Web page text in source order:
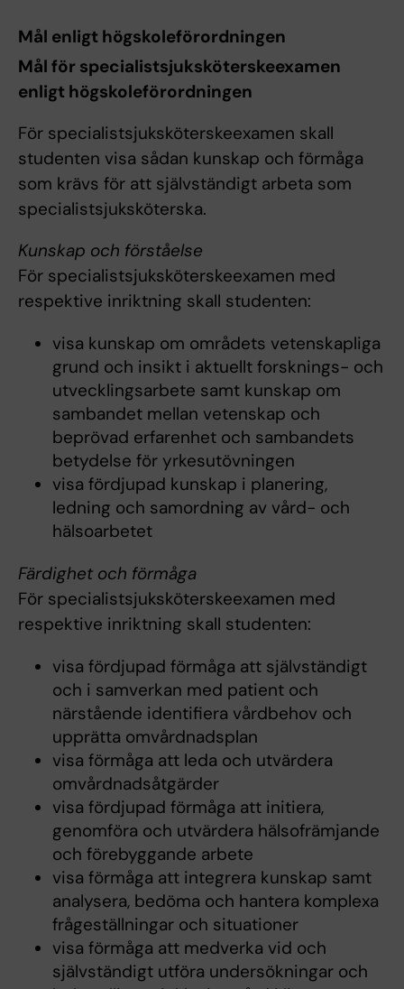
Mål enligt högskoleförordningen
Mål för specialistsjuksköterskeexamen
enligt högskoleförordningen
För specialistsjuksköterskeexamen skall
studenten visa sådan kunskap och förmåga
som krävs för att självständigt arbeta som
specialistsjuksköterska.
Kunskap och förståelse
För specialistsjuksköterskeexamen med
respektive inriktning skall studenten:
visa kunskap om områdets vetenskapliga
grund och insikt i aktuellt forsknings- och
utvecklingsarbete samt kunskap om
sambandet mellan vetenskap och
beprövad erfarenhet och sambandets
betydelse för yrkesutövningen
visa fördjupad kunskap i planering,
ledning och samordning av vård- och
hälsoarbetet
Färdighet och förmåga
För specialistsjuksköterskeexamen med
respektive inriktning skall studenten:
visa fördjupad förmåga att självständigt
och i samverkan med patient och
närstående identifiera vårdbehov och
upprätta omvårdnadsplan
visa förmåga att leda och utvärdera
omvårdnadsåtgärder
visa fördjupad förmåga att initiera,
genomföra och utvärdera hälsofrämjande
och förebyggande arbete
visa förmåga att integrera kunskap samt
analysera, bedöma och hantera komplexa
frågeställningar och situationer
visa förmåga att medverka vid och
självständigt utföra undersökningar och